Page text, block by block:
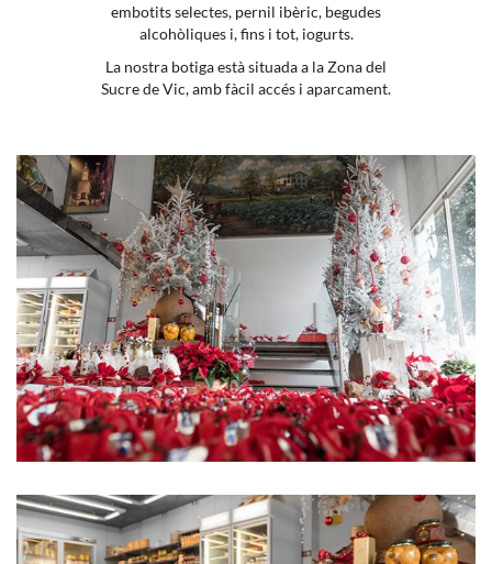
embotits selectes, pernil ibèric, begudes
alcohòliques i, fins i tot, iogurts.
La nostra botiga està situada a la Zona del
Sucre de Vic, amb fàcil accés i aparcament.